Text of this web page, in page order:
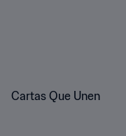
Cartas Que Unen